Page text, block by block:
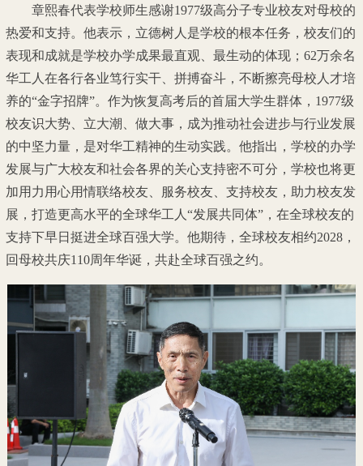
章熙春代表学校师生感谢1977级高分子专业校友对母校的
热爱和支持。他表示，立德树人是学校的根本任务，校友们的
表现和成就是学校办学成果最直观、最生动的体现；62万余名
华工人在各行各业笃行实干、拼搏奋斗，不断擦亮母校人才培
养的“金字招牌”。作为恢复高考后的首届大学生群体，1977级
校友识大势、立大潮、做大事，成为推动社会进步与行业发展
的中坚力量，是对华工精神的生动实践。他指出，学校的办学
发展与广大校友和社会各界的关心支持密不可分，学校也将更
加用力用心用情联络校友、服务校友、支持校友，助力校友发
展，打造更高水平的全球华工人“发展共同体”，在全球校友的
支持下早日挺进全球百强大学。他期待，全球校友相约2028，
回母校共庆110周年华诞，共赴全球百强之约。